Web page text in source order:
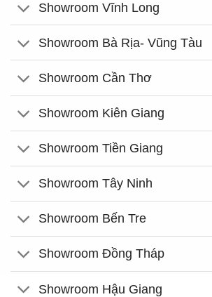
Showroom Vĩnh Long
Showroom Bà Rịa- Vũng Tàu
Showroom Cần Thơ
Showroom Kiên Giang
Showroom Tiền Giang
Showroom Tây Ninh
Showroom Bến Tre
Showroom Đồng Tháp
Showroom Hậu Giang